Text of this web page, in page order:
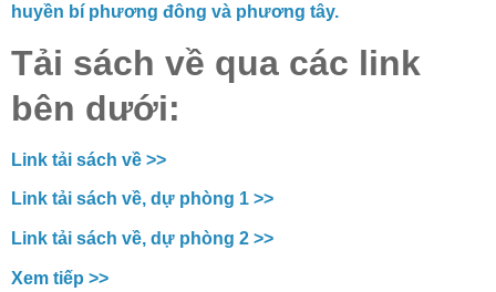
huyền bí phương đông và phương tây.
Tải sách về qua các link
bên dưới:
Link tải sách về >>
Link tải sách về, dự phòng 1 >>
Link tải sách về, dự phòng 2 >>
Xem tiếp >>